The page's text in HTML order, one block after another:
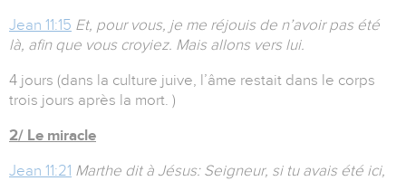
Jean 11:15 Et, pour vous, je me réjouis de n’avoir pas été
là, afin que vous croyiez. Mais allons vers lui.
4 jours (dans la culture juive, l’âme restait dans le corps
trois jours après la mort. )
2/ Le miracle
Jean 11:21 Marthe dit à Jésus: Seigneur, si tu avais été ici,